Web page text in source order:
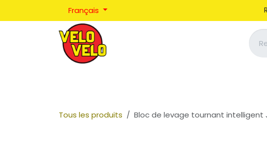
Français
Tous les produits Bloc de levage tournant intelligent